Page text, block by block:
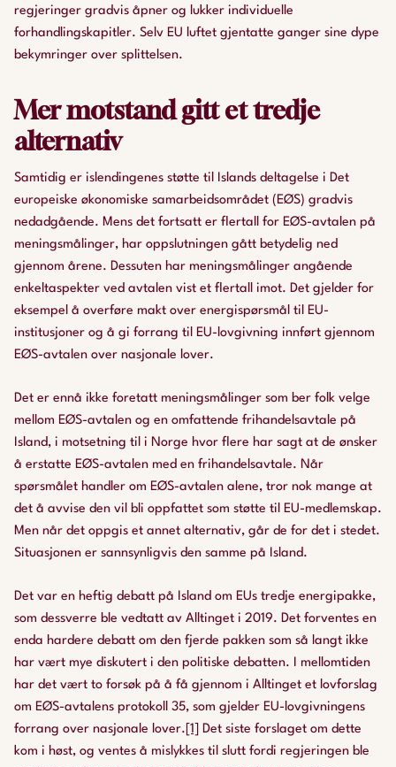
regjeringer gradvis åpner og lukker individuelle
forhandlingskapitler. Selv EU luftet gjentatte ganger sine dype
bekymringer over splittelsen.
Mer motstand gitt et tredje
alternativ
Samtidig er islendingenes støtte til Islands deltagelse i Det
europeiske økonomiske samarbeidsområdet (EØS) gradvis
nedadgående. Mens det fortsatt er flertall for EØS-avtalen på
meningsmålinger, har oppslutningen gått betydelig ned
gjennom årene. Dessuten har meningsmålinger angående
enkeltaspekter ved avtalen vist et flertall imot. Det gjelder for
eksempel å overføre makt over energispørsmål til EU-
institusjoner og å gi forrang til EU-lovgivning innført gjennom
EØS-avtalen over nasjonale lover.
Det er ennå ikke foretatt meningsmålinger som ber folk velge
mellom EØS-avtalen og en omfattende frihandelsavtale på
Island, i motsetning til i Norge hvor flere har sagt at de ønsker
å erstatte EØS-avtalen med en frihandelsavtale. Når
spørsmålet handler om EØS-avtalen alene, tror nok mange at
det å avvise den vil bli oppfattet som støtte til EU-medlemskap.
Men når det oppgis et annet alternativ, går de for det i stedet.
Situasjonen er sannsynligvis den samme på Island.
Det var en heftig debatt på Island om EUs tredje energipakke,
som dessverre ble vedtatt av Alltinget i 2019. Det forventes en
enda hardere debatt om den fjerde pakken som så langt ikke
har vært mye diskutert i den politiske debatten. I mellomtiden
har det vært to forsøk på å få gjennom i Alltinget et lovforslag
om EØS-avtalens protokoll 35, som gjelder EU-lovgivningens
forrang over nasjonale lover. [1]
Det siste forslaget om dette
kom i høst, og ventes å mislykkes til slutt fordi regjeringen ble